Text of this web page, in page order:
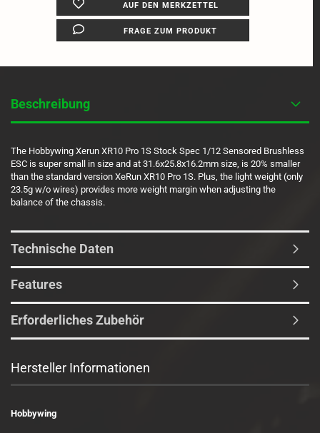
AUF DEN MERKZETTEL
FRAGE ZUM PRODUKT
Beschreibung
The Hobbywing Xerun XR10 Pro 1S Stock Spec 1/12 Sensored Brushless
ESC is super small in size and at 31.6x25.8x16.2mm size, is 20% smaller
than the standard version XeRun XR10 Pro 1S. Plus, the light weight (only
23.5g w/o wires) provides more weight margin when adjusting the
balance of the chassis.
Technische Daten
Features
Erforderliches Zubehör
Hersteller Informationen
Hobbywing